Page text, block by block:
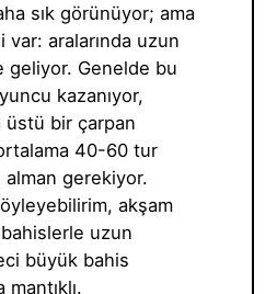
sık görünüyor; ama
aralarında uzun
geliyor. Genelde bu
kazanıyor,
bir çarpan
40-60 tur
gerekiyor.
akşam
uzun
büyük bahis